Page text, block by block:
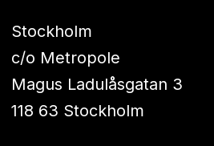
Stockholm
c/o Metropole
Magus Ladulåsgatan 3
118 63 Stockholm